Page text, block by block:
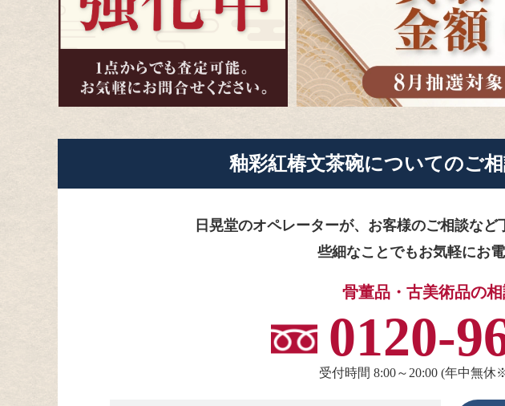
釉彩紅椿文茶碗についてのご
日晃堂のオペレーターが、お客様のご相談など
些細なことでもお気軽にお電
骨董品・古美術品の
0120-
受付時間 8:00～20:00 (年中無